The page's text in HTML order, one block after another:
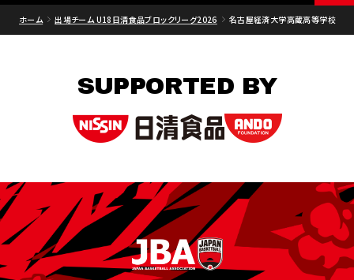
ホーム 出場チーム U18日清食品ブロックリーグ2026 名古屋経済大学高蔵高等学校
SUPPORTED BY